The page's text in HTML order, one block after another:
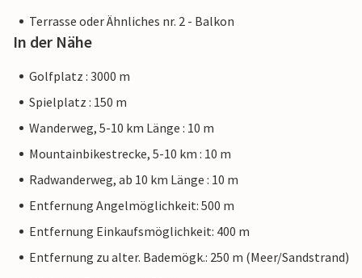
Terrasse oder Ähnliches nr. 2 - Balkon
In der Nähe
Golfplatz : 3000 m
Spielplatz : 150 m
Wanderweg, 5-10 km Länge : 10 m
Mountainbikestrecke, 5-10 km : 10 m
Radwanderweg, ab 10 km Länge : 10 m
Entfernung Angelmöglichkeit: 500 m
Entfernung Einkaufsmöglichkeit: 400 m
Entfernung zu alter. Bademögk.: 250 m (Meer/Sandstrand)